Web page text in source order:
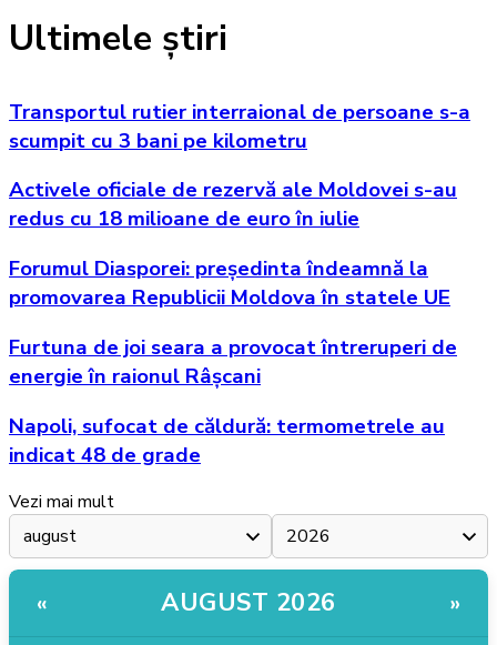
Ultimele știri
Transportul rutier interraional de persoane s-a
scumpit cu 3 bani pe kilometru
Activele oficiale de rezervă ale Moldovei s-au
redus cu 18 milioane de euro în iulie
Forumul Diasporei: președinta îndeamnă la
promovarea Republicii Moldova în statele UE
Furtuna de joi seara a provocat întreruperi de
energie în raionul Râșcani
Napoli, sufocat de căldură: termometrele au
indicat 48 de grade
Vezi mai mult
« AUGUST 2026 »